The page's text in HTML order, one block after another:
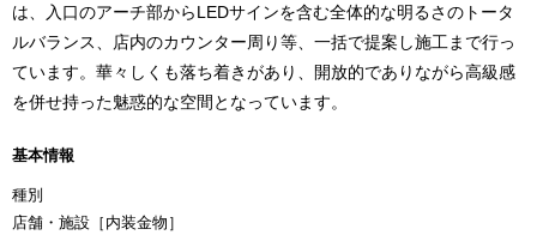
は、入口のアーチ部からLEDサインを含む全体的な明るさのトータ
ルバランス、店内のカウンター周り等、一括で提案し施工まで行っ
ています。華々しくも落ち着きがあり、開放的でありながら高級感
を併せ持った魅惑的な空間となっています。
基本情報
種別
店舗・施設［内装金物］